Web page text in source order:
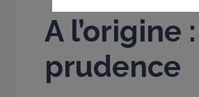
A
prudence